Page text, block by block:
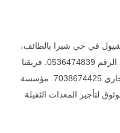
في حي شبرا بالطائف،
تواصل معنا عبر الواتساب أو الهاتف على الرقم 0536474839. فريقنا
متاح على مدار الساعة لخدمتك. سجل تجاري 7038674425. مؤسسة
لتأجير المعدات الثقيلة